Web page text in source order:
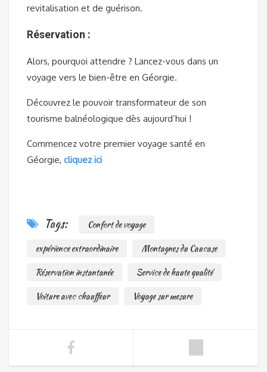
revitalisation et de guérison.
Réservation :
Alors, pourquoi attendre ? Lancez-vous dans un
voyage vers le bien-être en Géorgie.
Découvrez le pouvoir transformateur de son
tourisme balnéologique dès aujourd’hui !
Commencez votre premier voyage santé en
Géorgie, cliquez ici
Tags:
Confort de voyage
expérience extraordinaire
Montagnes du Caucase
Réservation instantanée
Service de haute qualité
Voiture avec chauffeur
Voyage sur mesure